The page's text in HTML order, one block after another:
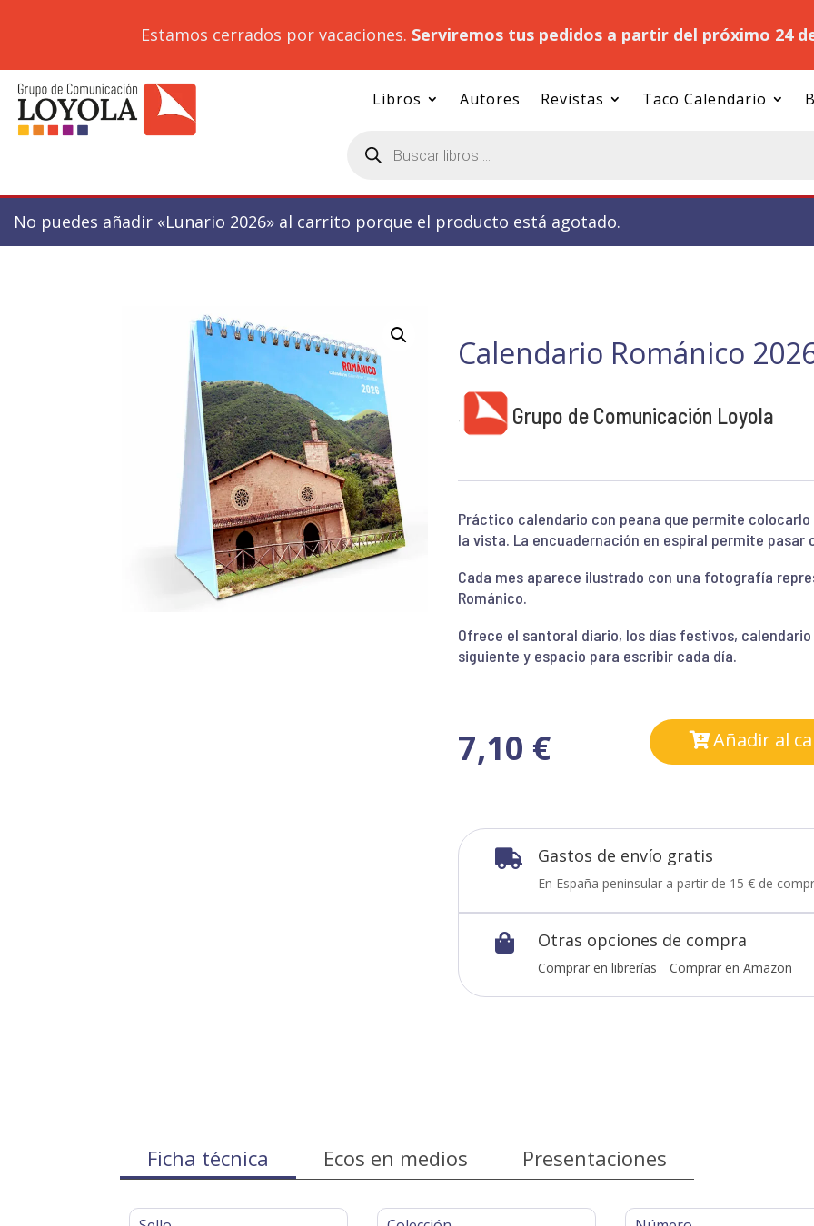
Estamos cerrados por vacaciones. Serviremos tus pedidos a partir del próximo 24
Libros Autores Revistas Taco Calendario
productos
No puedes añadir «Lunario 2026» al carrito porque el producto está agotado.
Calendario Románico
Grupo de Comunicación Loyola
Práctico calendario con peana que permite
la vista. La encuadernación en espiral permite pasar
Cada mes aparece ilustrado con una fotografía
Románico.
Ofrece el santoral diario, los días festivos,
siguiente y espacio para escribir cada día.
7,10 € Añadir al
 Gastos de envío gratis
En España peninsular a partir de 15 € de
 Otras opciones de compra
Comprar en librerías Comprar en Amazon
Ficha técnica Ecos en medios Presentaciones